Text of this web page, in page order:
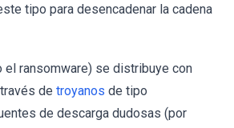
tipo para desencadenar la cadena
el ransomware) se distribuye con
de troyanos de tipo
de descarga dudosas (por